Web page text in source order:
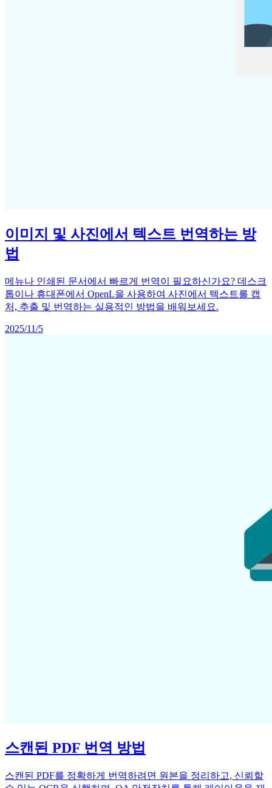
이미지 및 사진에서 텍스트 번역하는 방
법
메뉴나 인쇄된 문서에서 빠르게 번역이 필요하신가요? 데스크
톱이나 휴대폰에서 OpenL을 사용하여 사진에서 텍스트를 캡
처, 추출 및 번역하는 실용적인 방법을 배워보세요.
2025/11/5
스캔된 PDF 번역 방법
스캔된 PDF를 정확하게 번역하려면 원본을 정리하고, 신뢰할